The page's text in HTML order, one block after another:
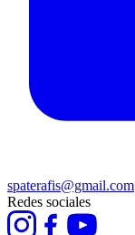
spaterafis@gmail.com
Redes sociales